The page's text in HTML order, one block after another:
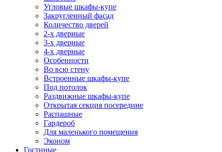
Угловые шкафы-купе
Закругленный фасад
Количество дверей
2-х дверные
3-х дверные
4-х дверные
Особенности
Во всю стену
Встроенные шкафы-купе
Под потолок
Раздвижные шкафы-купе
Открытая секция посередине
Распашные
Гардероб
Для маленького помещения
Эконом
Гостиные